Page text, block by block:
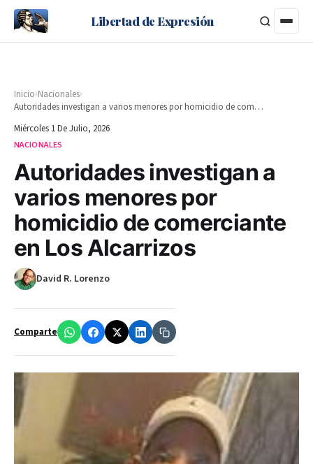
Libertad de Expresión
Inicio›Nacionales›
Autoridades investigan a varios menores por homicidio de comerciante en Los Alcarrizos
Miércoles 1 De Julio, 2026
NACIONALES
Autoridades investigan a
varios menores por
homicidio de comerciante
en Los Alcarrizos
David R. Lorenzo
Comparte